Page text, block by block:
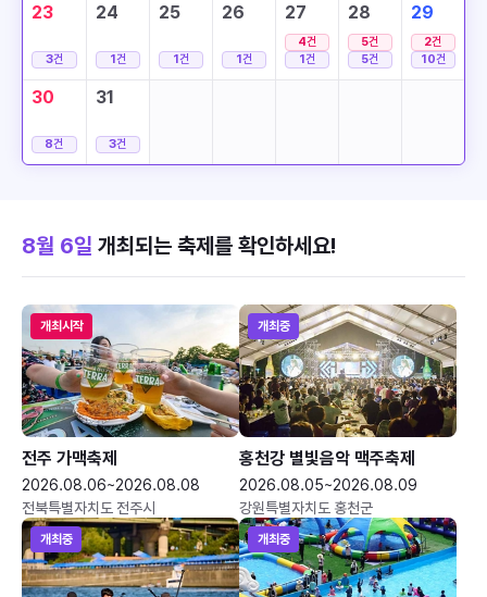
23
3건
24
1건
25
1건
26
1건
27
4건
1건
28
5건
5건
29
2건
10건
30
8건
31
3건
8월 6일 개최되는 축제를 확인하세요!
개최시작
전주 가맥축제
2026.08.06~2026.08.08
전북특별자치도 전주시
개최중
홍천강 별빛음악 맥주축제
2026.08.05~2026.08.09
강원특별자치도 홍천군
개최중 개최중